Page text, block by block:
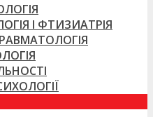
І ФТИЗИАТРІЯ